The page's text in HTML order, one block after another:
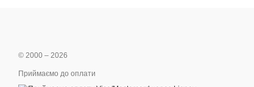
© 2000 – 2026
Приймаємо до оплати